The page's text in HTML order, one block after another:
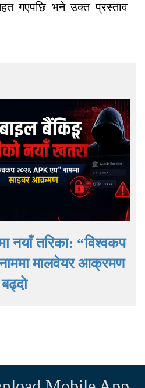
गएपछि भने उक्त प्रस्ताव
नयाँ तरिका: “विश्वकप
मालवेयर आक्रमण
बढ्दाे